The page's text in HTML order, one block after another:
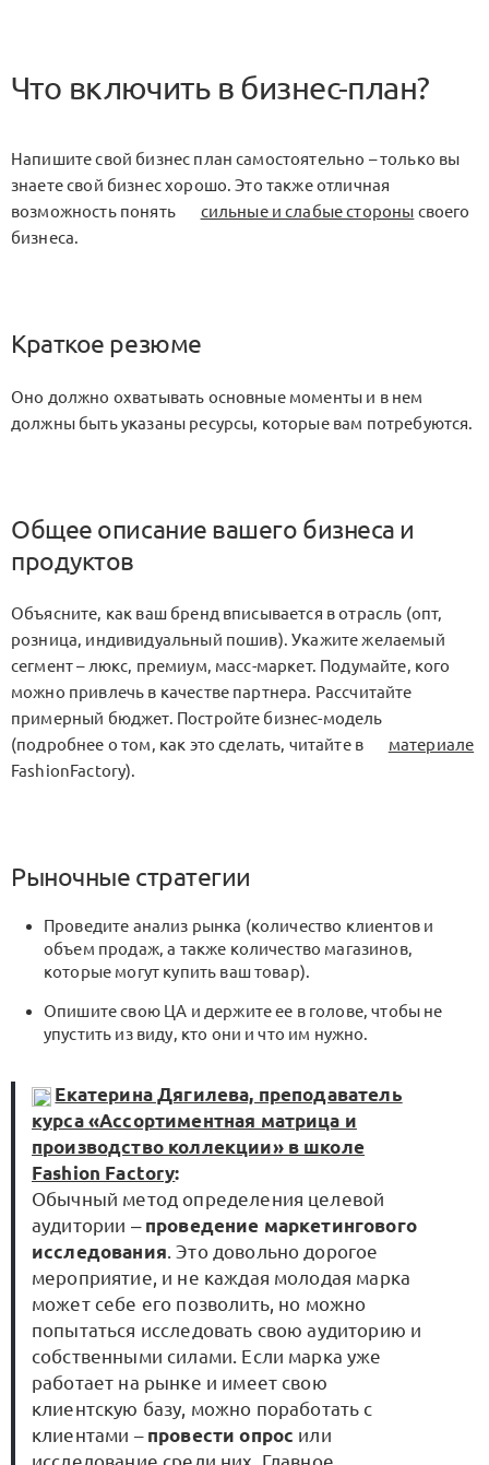
Что включить в бизнес-план?
Напишите свой бизнес план самостоятельно – только вы
знаете свой бизнес хорошо. Это также отличная
возможность понять
сильные и слабые стороны своего
бизнеса.
Краткое резюме
Оно должно охватывать основные моменты и в нем
должны быть указаны ресурсы, которые вам потребуются.
Общее описание вашего бизнеса и
продуктов
Объясните, как ваш бренд вписывается в отрасль (опт,
розница, индивидуальный пошив). Укажите желаемый
сегмент – люкс, премиум, масс-маркет. Подумайте, кого
можно привлечь в качестве партнера. Рассчитайте
примерный бюджет. Постройте бизнес-модель
(подробнее о том, как это сделать, читайте в
материале
FashionFactory).
Рыночные стратегии
Проведите анализ рынка (количество клиентов и
объем продаж, а также количество магазинов,
которые могут купить ваш товар).
Опишите свою ЦА и держите ее в голове, чтобы не
упустить из виду, кто они и что им нужно.
Екатерина Дягилева, преподаватель
курса «Ассортиментная матрица и
производство коллекции» в школе
Fashion Factory:
Обычный метод определения целевой
аудитории ‒ проведение маркетингового
исследования. Это довольно дорогое
мероприятие, и не каждая молодая марка
может себе его позволить, но можно
попытаться исследовать свою аудиторию и
собственными силами. Если марка уже
работает на рынке и имеет свою
клиентскую базу, можно поработать с
клиентами – провести опрос или